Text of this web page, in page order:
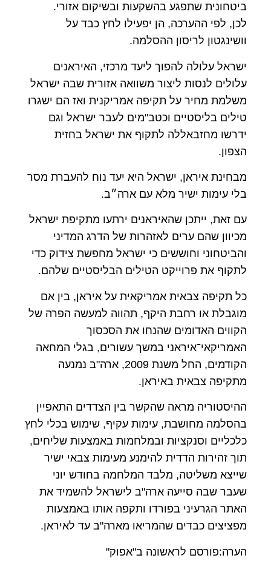
ביטחונית שתפגע בהשקעות ובשיקום אזורי.
לכן, לפי ההערכה, הן יפעילו לחץ כבד על
וושינגטון לריסון ההסלמה.
ישראל עלולה להפוך ליעד מרכזי, האיראנים
עלולים לנסות ליצור משוואה אזורית שבה ישראל
משלמת מחיר על תקיפה אמריקנית ואז הם ישגרו
טילים בליסטיים וכטב"מים לעבר ישראל וגם
ידרשו מחזבאללה לתקוף את ישראל בחזית
הצפון.
מבחינת איראן, ישראל היא יעד נוח להעברת מסר
בלי עימות ישיר מלא עם ארה״ב.
עם זאת, ייתכן שהאיראנים ירתעו מתקיפת ישראל
מכיוון שהם ערים לאזהרות של הדרג המדיני
והביטחוני וחוששים כי ישראל מחפשת צידוק כדי
לתקוף את פרוייקט הטילים הבליסטיים שלהם.
כל תקיפה צבאית אמריקאית על איראן, בין אם
מוגבלת או רחבת היקף, תהווה למעשה הפרה של
הקווים האדומים שהנחו את הסכסוך
האמריקאי־איראני במשך עשורים, בגלי המחאה
הקודמים, החל משנת 2009, ארה"ב נמנעה
מתקיפה צבאית באיראן.
ההיסטוריה מראה שהקשר בין הצדדים התאפיין
בהסלמה מחושבת, עימות עקיף, שימוש בכלי לחץ
כלכליים וסנקציות ובמלחמות באמצעות שליחים,
תוך זהירות הדדית להימנע מעימות צבאי ישיר
שייצא משליטה, מלבד המלחמה בחודש יוני
שעבר שבה סייעה ארה"ב לישראל להשמיד את
האתר הגרעיני בפורדו ותקפה אותו באמצעות
מפציצים כבדים שהמריאו מארה"ב עד לאיראן.
הערה:פורסם לראשונה ב"אפוק"